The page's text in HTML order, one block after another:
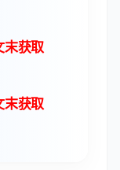
末获取
末获取